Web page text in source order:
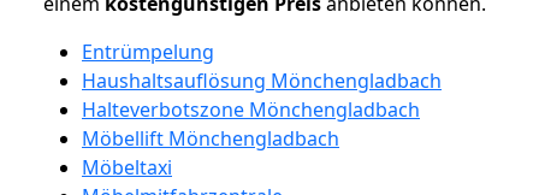
Entrümpelung
Haushaltsauflösung Mönchengladbach
Halteverbotszone Mönchengladbach
Möbellift Mönchengladbach
Möbeltaxi